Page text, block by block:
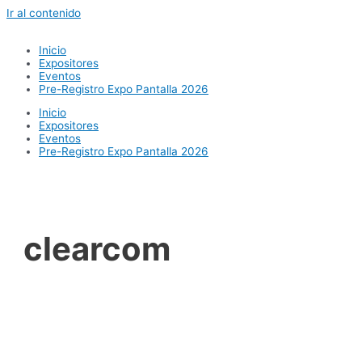
Ir al contenido
Inicio
Expositores
Eventos
Pre-Registro Expo Pantalla 2026
Inicio
Expositores
Eventos
Pre-Registro Expo Pantalla 2026
clearcom